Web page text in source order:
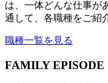
は、一体どんな仕事が
通して、各職種をご紹
職種一覧を見る
FAMILY EPISODE